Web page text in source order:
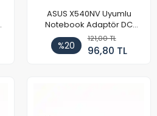
ASUS X540NV Uyumlu
Notebook Adaptör DC
Power Kablosu
%20
121,00 TL
96,80 TL